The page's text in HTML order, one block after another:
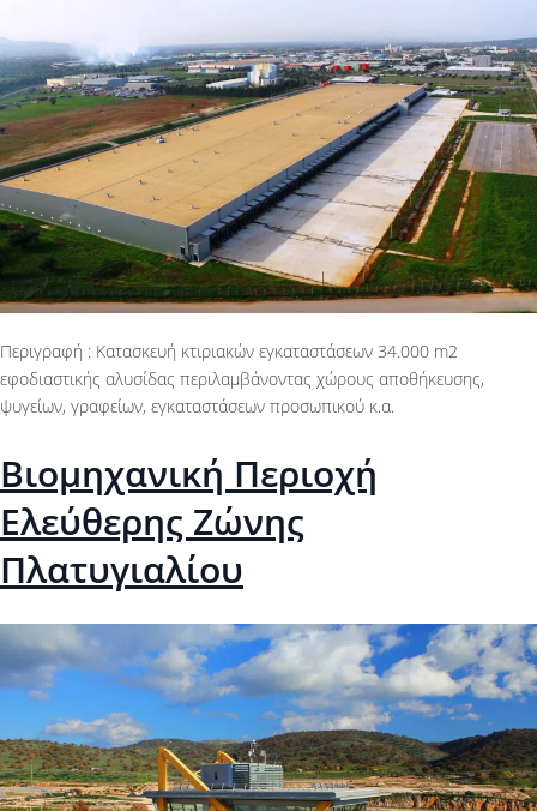
Περιγραφή : Κατασκευή κτιριακών εγκαταστάσεων 34.000 m2
εφοδιαστικής αλυσίδας περιλαμβάνοντας χώρους αποθήκευσης,
ψυγείων, γραφείων, εγκαταστάσεων προσωπικού κ.α.
Βιομηχανική Περιοχή
Ελεύθερης Ζώνης
Πλατυγιαλίου